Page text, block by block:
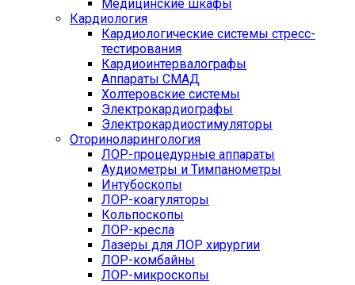
Медицинские шкафы
Кардиология
Кардиологические системы стресс-
тестирования
Кардиоинтервалографы
Аппараты СМАД
Холтеровские системы
Электрокардиографы
Электрокардиостимуляторы
Оториноларингология
ЛОР-процедурные аппараты
Аудиометры и Тимпанометры
Интубоскопы
ЛОР-коагуляторы
Кольпоскопы
ЛОР-кресла
Лазеры для ЛОР хирургии
ЛОР-комбайны
ЛОР-микроскопы